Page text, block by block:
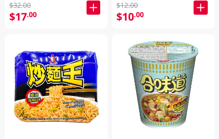
$32.00
$17.00
$12.00
$10.00